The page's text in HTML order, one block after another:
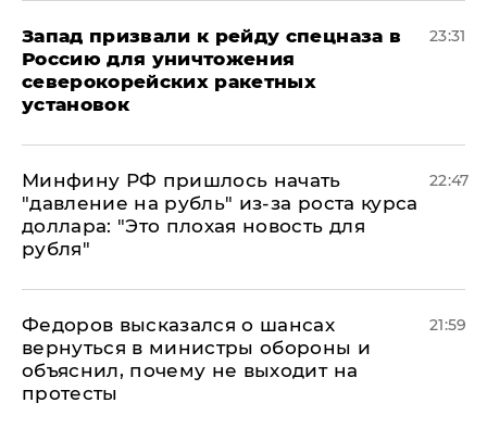
Запад призвали к рейду спецназа в
Россию для уничтожения
северокорейских ракетных
установок
23:31
Минфину РФ пришлось начать
"давление на рубль" из-за роста курса
доллара: "Это плохая новость для
рубля"
22:47
Федоров высказался о шансах
вернуться в министры обороны и
объяснил, почему не выходит на
протесты
21:59